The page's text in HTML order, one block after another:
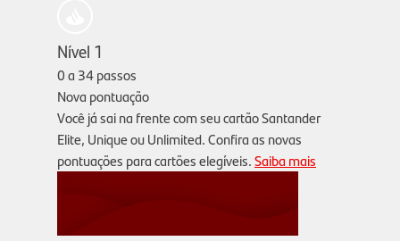
Nível 1
0 a 34 passos
Nova pontuação
Você já sai na frente com seu cartão Santander
Elite, Unique ou Unlimited. Confira as novas
pontuações para cartões elegíveis.Saiba mais